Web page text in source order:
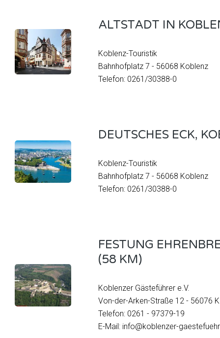
ALTSTADT IN
Koblenz-Touristik
Bahnhofplatz 7 - 56068 Koblenz
Telefon: 0261/30388-0
DEUTSCHES ECK,
Koblenz-Touristik
Bahnhofplatz 7 - 56068 Koblenz
Telefon: 0261/30388-0
FESTUNG
(58 KM)
Koblenzer Gästeführer e.V.
Von-der-Arken-Straße 12 - 56076
Telefon: 0261 - 97379-19
E-Mail: info@koblenzer-